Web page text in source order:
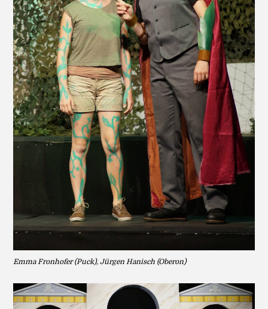
Emma Fronhofer (Puck), Jürgen Hanisch (Oberon)